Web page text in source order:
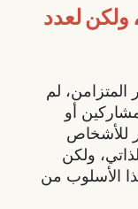
ولكن لعدد
المتزامن، لم
أو
للأشخاص
ولكن
الأسلوب من